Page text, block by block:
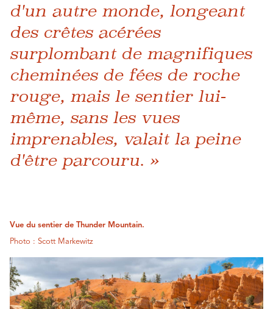
d'un autre monde, longeant
des crêtes acérées
surplombant de magnifiques
cheminées de fées de roche
rouge, mais le sentier lui-
même, sans les vues
imprenables, valait la peine
d'être parcouru. »
Vue du sentier de Thunder Mountain.
Photo : Scott Markewitz